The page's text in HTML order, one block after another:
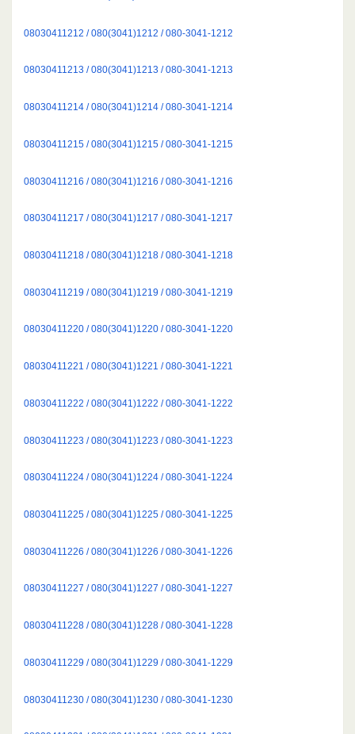
08030411212 / 080(3041)1212 / 080-3041-1212
08030411213 / 080(3041)1213 / 080-3041-1213
08030411214 / 080(3041)1214 / 080-3041-1214
08030411215 / 080(3041)1215 / 080-3041-1215
08030411216 / 080(3041)1216 / 080-3041-1216
08030411217 / 080(3041)1217 / 080-3041-1217
08030411218 / 080(3041)1218 / 080-3041-1218
08030411219 / 080(3041)1219 / 080-3041-1219
08030411220 / 080(3041)1220 / 080-3041-1220
08030411221 / 080(3041)1221 / 080-3041-1221
08030411222 / 080(3041)1222 / 080-3041-1222
08030411223 / 080(3041)1223 / 080-3041-1223
08030411224 / 080(3041)1224 / 080-3041-1224
08030411225 / 080(3041)1225 / 080-3041-1225
08030411226 / 080(3041)1226 / 080-3041-1226
08030411227 / 080(3041)1227 / 080-3041-1227
08030411228 / 080(3041)1228 / 080-3041-1228
08030411229 / 080(3041)1229 / 080-3041-1229
08030411230 / 080(3041)1230 / 080-3041-1230